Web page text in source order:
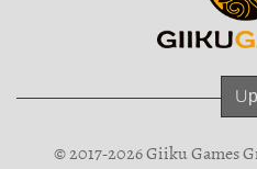
Up
© 2017-2026 Giiku Games